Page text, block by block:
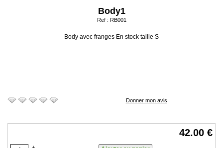
Body1
Ref : RB001
Body avec franges En stock taille S
Donner mon avis
42.00 €